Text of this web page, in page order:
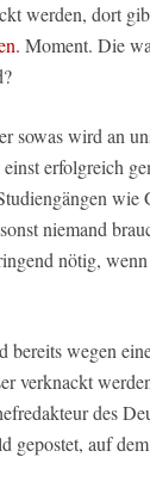
werden, dort
Moment. Die
sowas wird an
erfolgreich
niemand
nötig,
wegen
verknackt
des
auf